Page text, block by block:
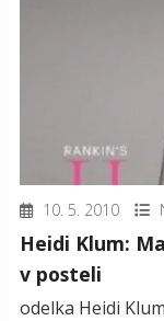
10. 5. 2010
Heidi Klum:
v posteli
odelka Heidi